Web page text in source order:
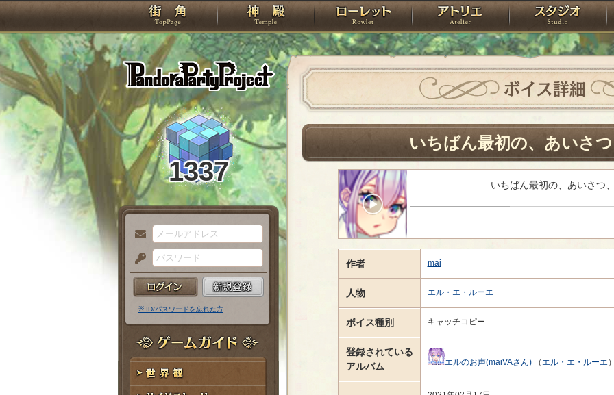
PandoraPartyProject
TOP 神殿 ローレット アトリエ
1337
メ
ー
ル
ア
ド
レ
ス
パ
ス
ー
ド
※ ID/パスワードを忘れた方
ゲームガイド
世界観
ボイス詳細
いちばん最初の、あいさ
いちばん最初の、あいさつ
作者 mai
人物 エル・エ・ルーエ
ボイス種別 キャッチコピー
登録されている
アルバム
エルのお声(maiVAさん)（エル・エ・ルーエ